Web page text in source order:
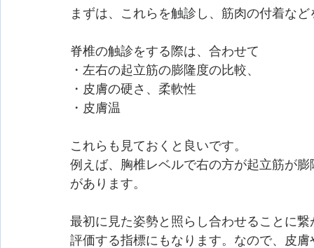
まずは、これらを触診し、筋肉の付着な
脊椎の触診をする際は、合わせて
・左右の起立筋の膨隆度の比較、
・皮膚の硬さ、柔軟性
・皮膚温
これらも見ておくと良いです。
例えば、胸椎レベルで右の方が起立筋が
があります。
最初に見た姿勢と照らし合わせることに
評価する指標にもなります。なので、皮